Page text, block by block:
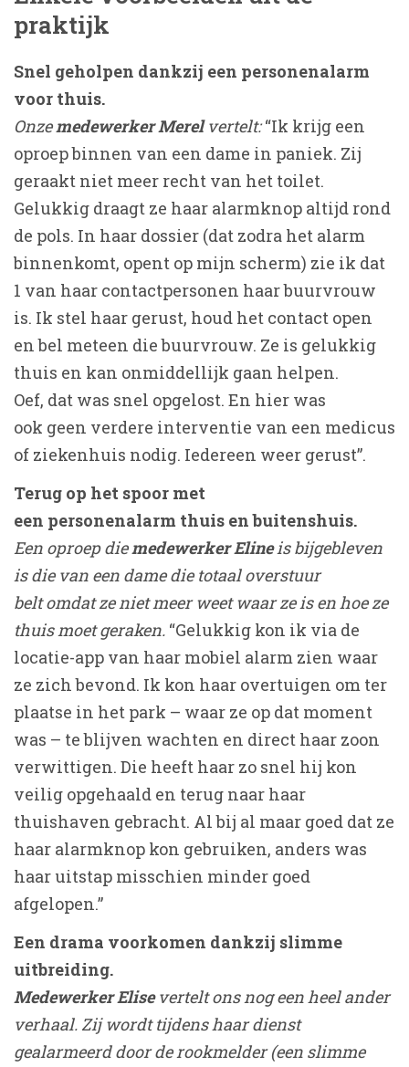
praktijk
Snel geholpen dankzij een personenalarm
voor thuis.
Onzemedewerker Merelvertelt:“Ik krijg een
oproep binnen van een dame in paniek. Zij
geraakt niet meer recht van het toilet.
Gelukkig draagt ze haar alarmknop altijd rond
de pols. In haar dossier (dat zodra het alarm
binnenkomt, opent op mijn scherm) zie ik dat
1 van haar contactpersonen haar buurvrouw
is. Ik stel haar gerust, houd het contact open
en bel meteen die buurvrouw. Ze is gelukkig
thuis en kan onmiddellijk gaan helpen.
Oef, dat was snel opgelost. En hier was
ook geen verdere interventie van een medicus
of ziekenhuis nodig. Iedereen weer gerust”.
Terug op het spoor met
een personenalarm thuis en buitenshuis.
Een oproep diemedewerkerElineis bijgebleven
is die van een dame die totaal overstuur
belt omdat ze niet meer weet waar ze is en hoe ze
thuis moet geraken. “Gelukkig kon ik via de
locatie-app van haar mobiel alarm zien waar
ze zich bevond. Ik kon haar overtuigen om ter
plaatse in het park – waar ze op dat moment
was – te blijven wachten en direct haar zoon
verwittigen. Die heeft haar zo snel hij kon
veilig opgehaald en terug naar haar
thuishaven gebracht. Al bij al maar goed dat ze
haar alarmknop kon gebruiken, anders was
haar uitstap misschien minder goed
afgelopen.”
Een drama voorkomen dankzij slimme
uitbreiding.
Medewerker Elisevertelt ons nog een heel ander
verhaal. Zij wordt tijdens haar dienst
gealarmeerd door de rookmelder (een slimme